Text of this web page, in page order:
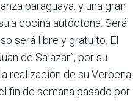
paraguaya, y una gran
cocina autóctona. Será
será libre y gratuito. El
de Salazar”, por su
realización de su Verbena
fin de semana pasado por